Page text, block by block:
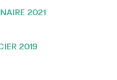
2021
2019